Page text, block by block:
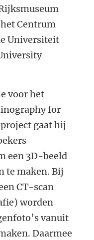
Centrum
Universiteit
voor het
for
gaat hij
een 3D-beeld
te maken. Bij
CT-scan
worden
vanuit
Daarmee